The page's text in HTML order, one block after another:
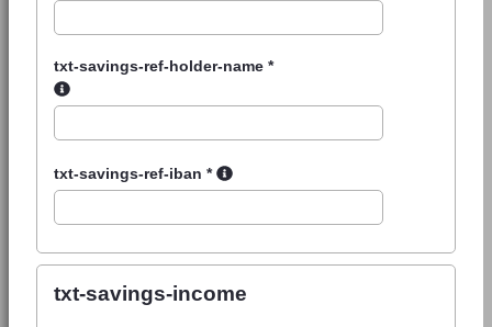
txt-savings-ref-holder-name *
txt-savings-ref-iban *
txt-savings-income